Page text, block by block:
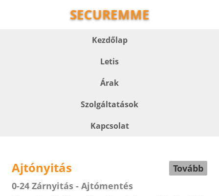
SECUREMME
Kezdőlap
Letis
Árak
Szolgáltatások
Kapcsolat
Ajtónyitás
Tovább
0-24 Zárnyitás - Ajtómentés